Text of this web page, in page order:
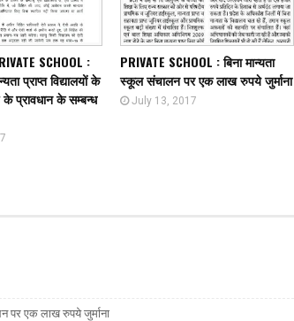
SCHOOL :
प्राप्त विद्यालयों के
प्रावधान के सम्बन्ध
PRIVATE SCHOOL : बिना मान्यता
स्कूल संचालन पर एक लाख रुपये जुर्माना
July 13, 2017
पर एक लाख रुपये जुर्माना